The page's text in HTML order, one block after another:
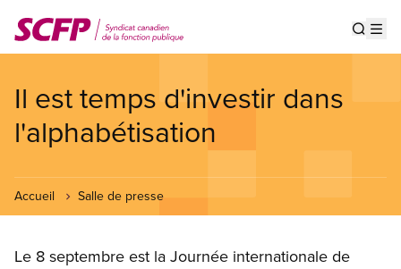
au
contenu
Il est temps d'investir dans
l'alphabétisation
Accueil Salle de presse
Le 8 septembre est la Journée internationale de